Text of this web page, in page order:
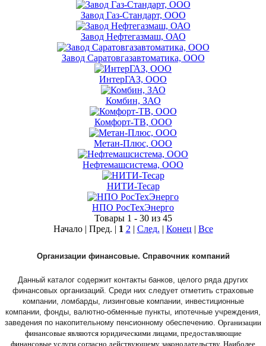
Завод Газ-Стандарт, ООО
Завод Нефтегазмаш, ОАО
Завод Саратовгазавтоматика, ООО
ИнтерГАЗ, ООО
Комбин, ЗАО
Комфорт-ТВ, ООО
Метан-Плюс, ООО
Нефтемашсистема, ООО
НИТИ-Тесар
НПО РосТехЭнерго
Товары 1 - 30 из 45
Начало | Пред. | 1 2 | След. | Конец | Все
Организации финансовые. Справочник компаний
Данный каталог содержит контакты банков, целого ряда других
финансовых организаций. Среди них следует отметить страховые
компании, ломбарды, лизинговые компании, инвестиционные
компании, фонды, валютно-обменные пункты, ипотечные учреждения,
заведения по накопительному пенсионному обеспечению. Организации
финансовые являются юридическими лицами, предоставляющие
финансовые услуги согласно действующему законодательству. Наиболее